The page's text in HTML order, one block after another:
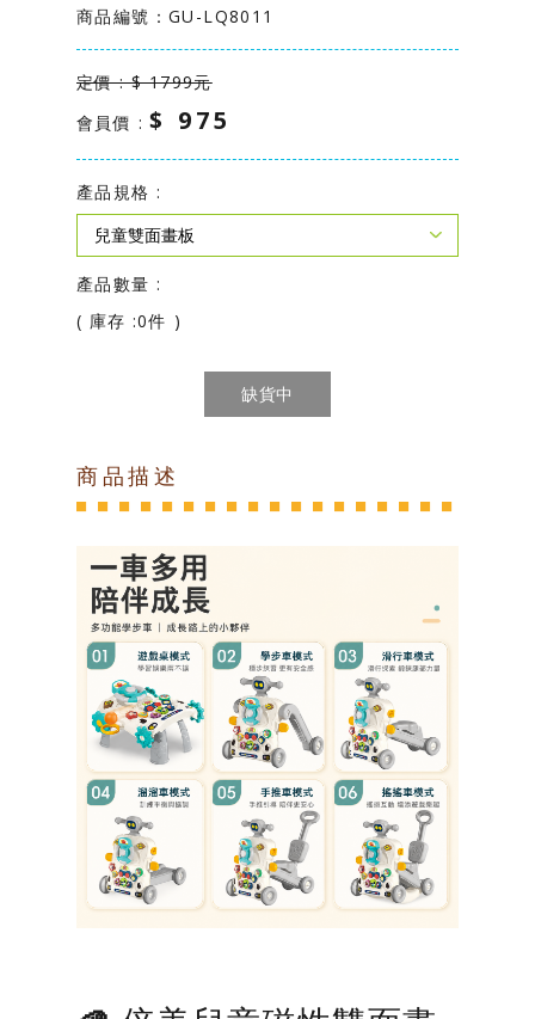
k
商品編號： GU-LQ8011
定價 : $ 1799元
會員價 :$ 975
產品規格 :
產品數量 :
( 庫存 :0件 )
缺貨中
商品描述